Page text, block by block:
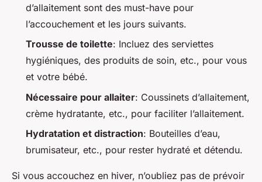
d’allaitement sont des must-have pour
l’accouchement et les jours suivants.
Trousse de toilette: Incluez des serviettes
hygiéniques, des produits de soin, etc., pour vous
et votre bébé.
Nécessaire pour allaiter: Coussinets d’allaitement,
crème hydratante, etc., pour faciliter l’allaitement.
Hydratation et distraction: Bouteilles d’eau,
brumisateur, etc., pour rester hydraté et détendu.
Si vous accouchez en hiver, n’oubliez pas de prévoir